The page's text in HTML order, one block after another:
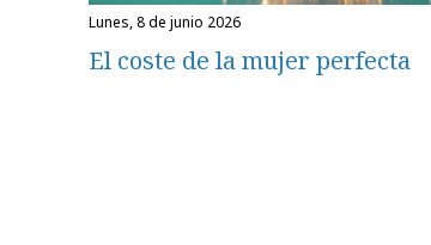
lunes, 8 de junio 2026
El coste de la mujer perfecta